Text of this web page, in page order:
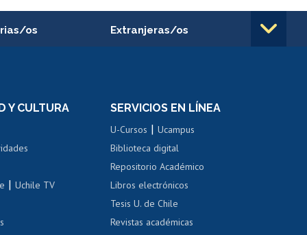
os
interna
renta
renta
uchile
Extranjeras/os
Movilidad Estudiantil
Cursos de español
sexual y violencia
Y CULTURA
|Uchile TV
SERVICIOS EN LÍNEA
U-Cursos |Ucampus
Biblioteca digital
Repositorio Académico
Libros electrónicos
Tesis U. de Chile
Revistas académicas